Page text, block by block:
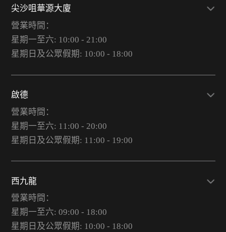
尖沙咀華源大廈
營業時間：
星期一至六: 10:00 - 21:00
星期日及公眾假期: 10:00 - 18:00
啟德
營業時間：
星期一至六: 11:00 - 20:00
星期日及公眾假期: 11:00 - 19:00
西九龍
營業時間：
星期一至六: 09:00 - 18:00
星期日及公眾假期: 10:00 - 18:00